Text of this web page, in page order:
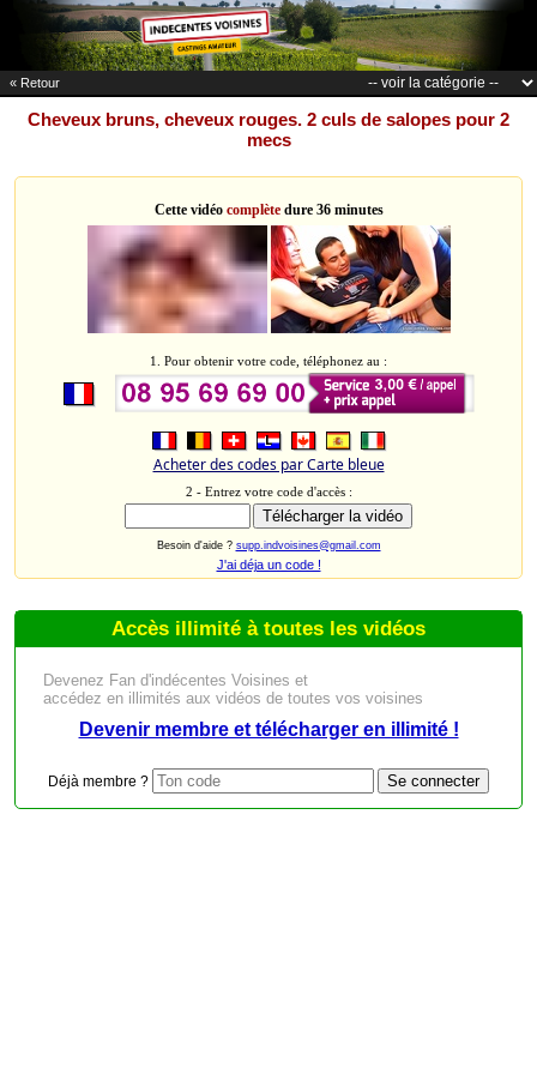
« Retour
Cheveux bruns, cheveux rouges. 2 culs de salopes pour 2
mecs
Cette vidéo complètedure 36 minutes
1. Pour obtenir votre code, téléphonez au :
Acheter des codes par Carte bleue
2 - Entrez votre code d'accès :
Besoin d'aide ? supp.indvoisines@gmail.com
J'ai déja un code !
Accès illimité à toutes les vidéos
Devenez Fan d'indécentes Voisines et
accédez en illimités aux vidéos de toutes vos voisines
Devenir membre et télécharger en illimité !
Déjà membre ?